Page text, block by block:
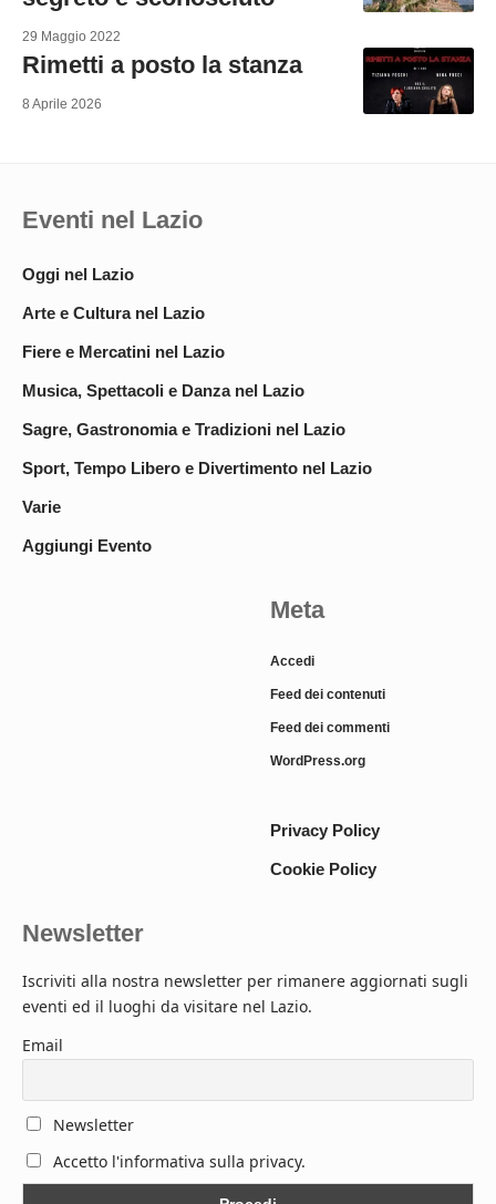
29 Maggio 2022
Rimetti a posto la stanza
8 Aprile 2026
Eventi nel Lazio
Oggi nel Lazio
Arte e Cultura nel Lazio
Fiere e Mercatini nel Lazio
Musica, Spettacoli e Danza nel Lazio
Sagre, Gastronomia e Tradizioni nel Lazio
Sport, Tempo Libero e Divertimento nel Lazio
Varie
Aggiungi Evento
Meta
Accedi
Feed dei contenuti
Feed dei commenti
WordPress.org
Privacy Policy
Cookie Policy
Newsletter
Iscriviti alla nostra newsletter per rimanere aggiornati sugli
eventi ed il luoghi da visitare nel Lazio.
Email
Newsletter
Accetto l'informativa sulla privacy.